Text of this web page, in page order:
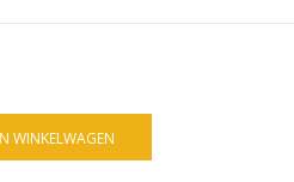
WINKELWAGEN